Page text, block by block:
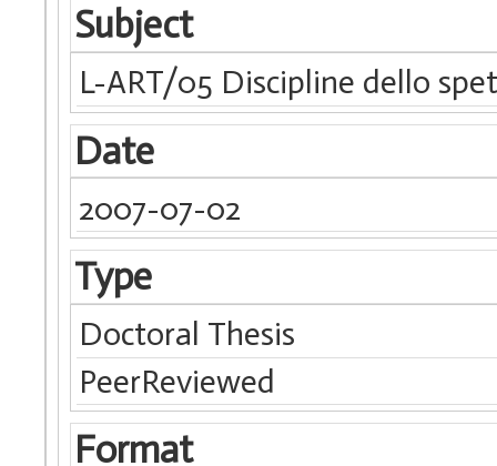
Subject
L-ART/05 Discipline dello
Date
2007-07-02
Type
Doctoral Thesis
PeerReviewed
Format